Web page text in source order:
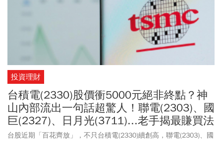
投資理財
台積電(2330)股價衝5000元絕非終點？神
山內部流出一句話超驚人！聯電(2303)、國
巨(2327)、日月光(3711)...老手揭最賺買法
台股近期「百花齊放」，不只台積電(2330)續創高，聯電(2303)、國